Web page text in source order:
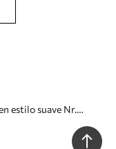
estilo suave Nr.